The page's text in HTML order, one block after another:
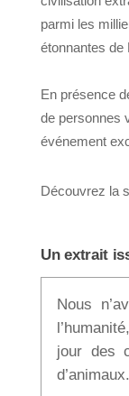
parmi les
étonnantes de
En présence
de personnes
événement
Découvrez la
Un extrait
Nous
jour des
d’animaux.